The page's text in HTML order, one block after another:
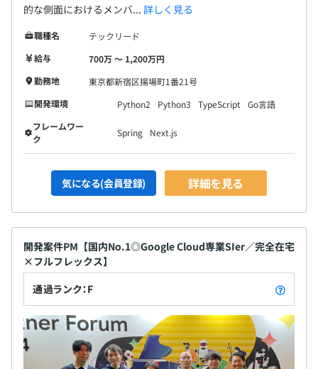
【開発環境】
SI事業で主に採用している技術スタックは以下の通りで
す。
基盤には主にGoogle Cloudを採用しています。
■言語：Go、TypeScript、Java、Python
■FW／ライブラリ：Spring Boot、Next.js
■開発スタイル：AIコーディング支援ツールの積極活用、
Dockerベースのコンテナ開発
■Compute：Cloud Run、GKE、Compute Engine
■ネットワーク：VPC、Cloud VPN、Cloud
■データベース：Cloud Spanner、Cloud SQL、
Firestore
■データ／AI・ML基盤：BigQuery、Vertex AI、Cloud
Pub／Sub
■セキュリティ：Cloud Armor、Cloud IAM、Security
Command Center、Cloud KMS
■監視／オブザーバビリティ：Cloud Monitoring、Cloud
Logging、Cloud Trace
■IaC、CI／CD：Terraform、GitHub Actions、Cloud
的な側面におけるメンバ... 詳しく見る
職種名
テックリード
給与
700万 〜 1,200万円
勤務地
東京都新宿区揚場町1番21号
開発環境
Python2 Python3 TypeScript
Go言語
フレームワー
ク
Spring Next.js
気になる(会員登録) 詳細を見る
開発案件PM【国内No.1◎Google Cloud専業SIer／完全在宅
×フルフレックス】
通過ランク：F